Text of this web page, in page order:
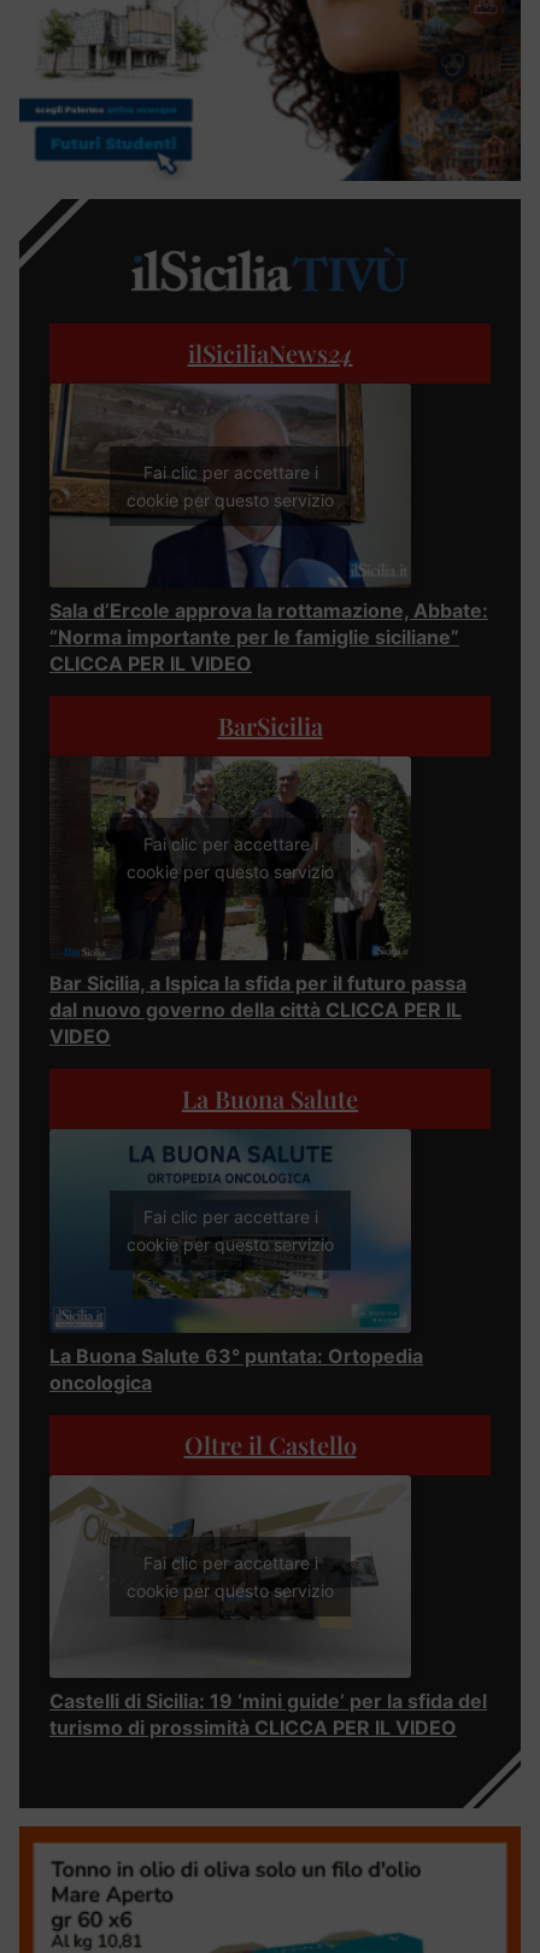
ilSiciliaNews24
Fai clic per accettare i
cookie per questo servizio
Sala d’Ercole approva la rottamazione, Abbate:
“Norma importante per le famiglie siciliane”
CLICCA PER IL VIDEO
BarSicilia
Fai clic per accettare i
cookie per questo servizio
Bar Sicilia, a Ispica la sfida per il futuro passa
dal nuovo governo della città CLICCA PER IL
VIDEO
La Buona Salute
Fai clic per accettare i
cookie per questo servizio
La Buona Salute 63° puntata: Ortopedia
oncologica
Oltre il Castello
Fai clic per accettare i
cookie per questo servizio
Castelli di Sicilia: 19 ‘mini guide’ per la sfida del
turismo di prossimità CLICCA PER IL VIDEO